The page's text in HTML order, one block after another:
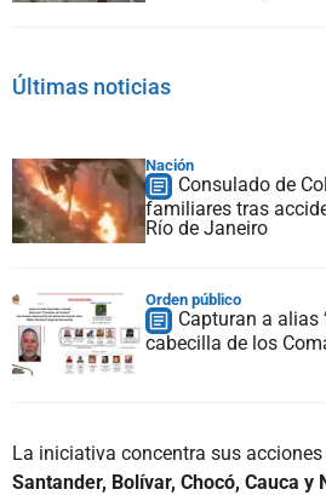
Últimas noticias
Nación
Consulado de
familiares tras
Río de Janeiro
Orden público
Capturan a alias
cabecilla de los
La iniciativa concentra sus acciones
Santander, Bolívar, Chocó, Cauca